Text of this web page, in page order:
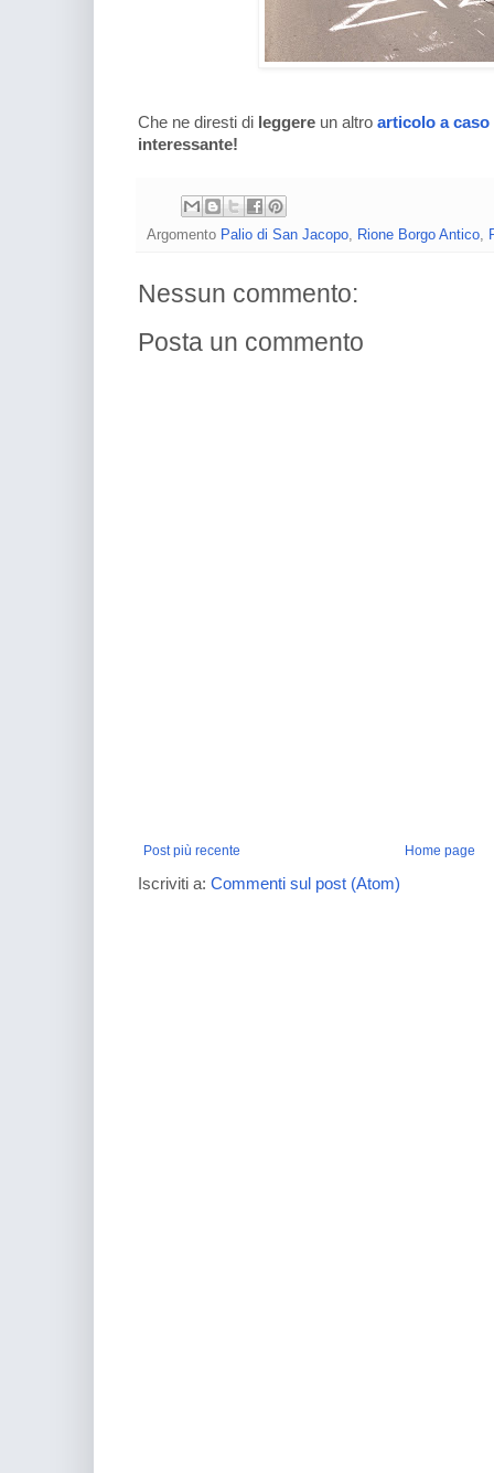
Che ne diresti di leggere un altro articolo a caso
interessante!
Argomento Palio di San Jacopo Rione Borgo Antico
Nessun commento:
Posta un commento
Post più recente Home page
Iscriviti a: Commenti sul post (Atom)